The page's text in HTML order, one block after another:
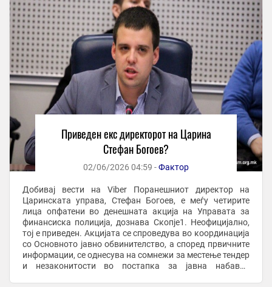
Приведен екс директорот на Царина
Стефан Богоев?
02/06/2026 04:59 -Фактор
Добивај вести на Viber Поранешниот директор на
Царинската управа, Стефан Богоев, е меѓу четирите
лица опфатени во денешната акција на Управата за
финансиска полиција, дознава Скопје1. Неофицијално,
тој е приведен. Акцијата се спроведува во координација
со Основното јавно обвинителство, а според првичните
информации, се однесува на сомнежи за местење тендер
и незаконитости во постапка за јавна набавка